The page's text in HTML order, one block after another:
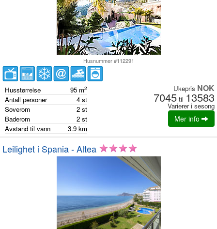
Husnummer #112291
Husstørrelse 95 m2
Antall personer 4 st
Soverom
2 st
Baderom
2 st
Avstand til vann
3.9 km
Ukepris NOK
7045 til 13583
Varierer i sesong
Mer info
Leilighet i Spania - Altea